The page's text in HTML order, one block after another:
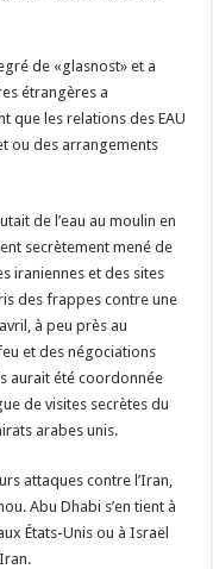
de «glasnost» et a
étrangères a
que les relations des EAU
ou des arrangements
de l’eau au moulin en
secrètement mené de
iraniennes et des sites
des frappes contre une
à peu près au
et des négociations
aurait été coordonnée
de visites secrètes du
arabes unis.
attaques contre l’Iran,
Abu Dhabi s’en tient à
États-Unis ou à Israël